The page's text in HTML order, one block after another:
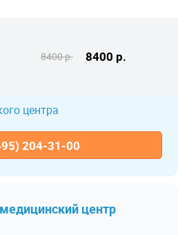
8400 р. 8400 р.
центра
204-31-00
центр